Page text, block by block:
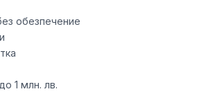
обезпечение
1 млн. лв.